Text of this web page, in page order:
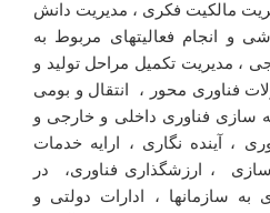
مالکیت فکری ، مدیریت دانش
و انجام فعالیتهای مربوط به
، مدیریت تکمیل مراحل تولید و
فناوری محور ، انتقال و بومی
سازی فناوری داخلی و خارجی و
، آینده نگاری ، ارایه خدمات
، ارزشگذاری فناوری، در
به سازمانها ، ادارات دولتی و